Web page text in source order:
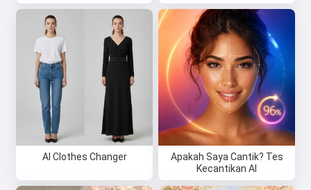
AI Clothes Changer
Apakah Saya Cantik? Tes
Kecantikan AI